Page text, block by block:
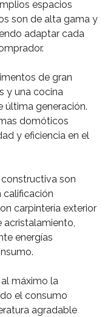
espacios
son de alta gama y
adaptar cada
de gran
y una cocina
generación.
domóticos
y eficiencia en el
son
calificación
carpintería exterior
acristalamiento,
energías
máximo la
el consumo
agradable